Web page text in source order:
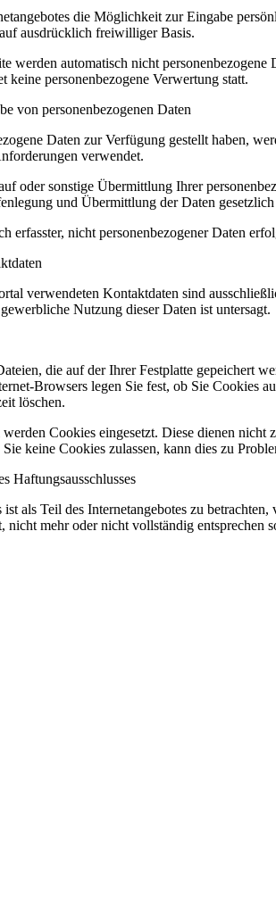
die Möglichkeit zur Eingabe
ausdrücklich freiwilliger Basis.
werden automatisch nicht
keine personenbezogene Verwertung statt.
von personenbezogenen Daten
Daten zur Verfügung gestellt haben,
verwendet.
oder sonstige Übermittlung Ihrer
und Übermittlung der Daten
erfasster, nicht personenbezogener Daten
verwendeten Kontaktdaten sind
Nutzung dieser Daten ist untersagt.
die auf der Ihrer Festplatte gepeichert
Browsers legen Sie fest, ob Sie Cookies
löschen.
Cookies eingesetzt. Diese dienen
keine Cookies zulassen, kann dies zu
Haftungsausschlusses
als Teil des Internetangebotes zu
nicht mehr oder nicht vollständig